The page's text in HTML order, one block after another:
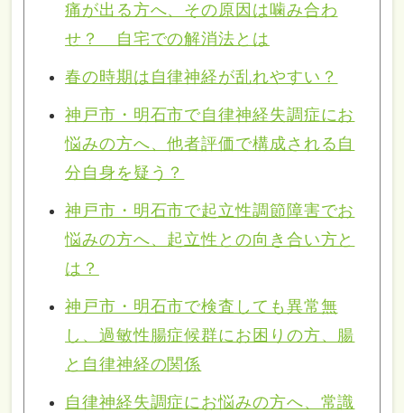
痛が出る方へ、その原因は噛み合わ
せ？ 自宅での解消法とは
春の時期は自律神経が乱れやすい？
神戸市・明石市で自律神経失調症にお
悩みの方へ、他者評価で構成される自
分自身を疑う？
神戸市・明石市で起立性調節障害でお
悩みの方へ、起立性との向き合い方と
は？
神戸市・明石市で検査しても異常無
し、過敏性腸症候群にお困りの方、腸
と自律神経の関係
自律神経失調症にお悩みの方へ、常識